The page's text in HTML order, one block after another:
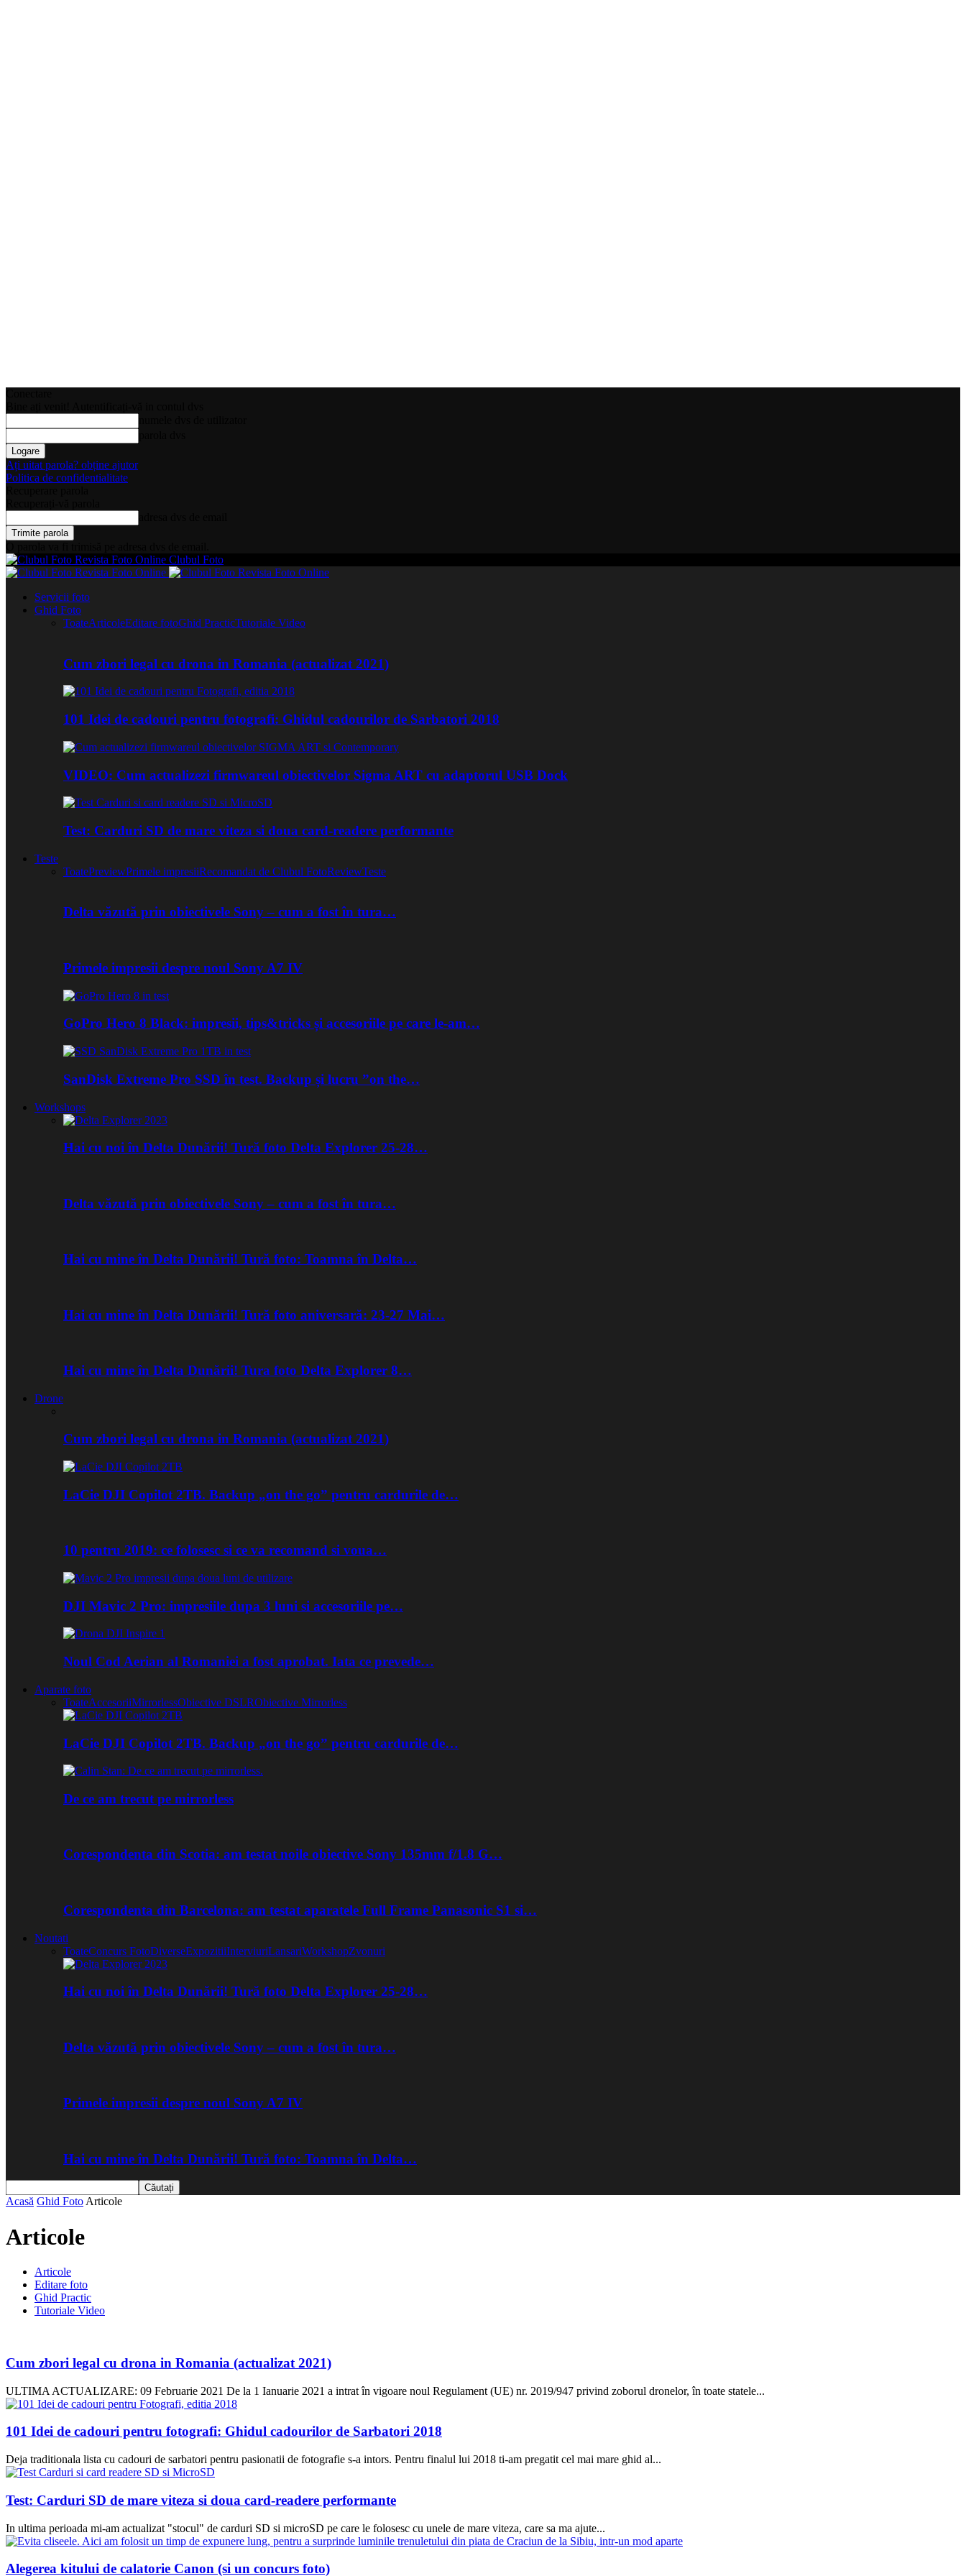
Ați uitat parola? obține ajutor
Politica de confidentialitate
Clubul Foto
Servicii foto
Ghid Foto
ToateArticoleEditare fotoGhid PracticTutoriale Video
Cum zbori legal cu drona in Romania (actualizat 2021)
101 Idei de cadouri pentru fotografi: Ghidul cadourilor de Sarbatori 2018
VIDEO: Cum actualizezi firmwareul obiectivelor Sigma ART cu adaptorul USB Dock
Test: Carduri SD de mare viteza si doua card-readere performante
Teste
ToatePreviewPrimele impresiiRecomandat de Clubul FotoReviewTeste
Delta văzută prin obiectivele Sony – cum a fost în tura…
Primele impresii despre noul Sony A7 IV
GoPro Hero 8 Black: impresii, tips&tricks și accesoriile pe care le-am…
SanDisk Extreme Pro SSD în test. Backup și lucru ”on the…
Workshops
Hai cu noi în Delta Dunării! Tură foto Delta Explorer 25-28…
Delta văzută prin obiectivele Sony – cum a fost în tura…
Hai cu mine în Delta Dunării! Tură foto: Toamna în Delta…
Hai cu mine în Delta Dunării! Tură foto aniversară: 23-27 Mai…
Hai cu mine în Delta Dunării! Tura foto Delta Explorer 8…
Drone
Cum zbori legal cu drona in Romania (actualizat 2021)
LaCie DJI Copilot 2TB. Backup „on the go” pentru cardurile de…
10 pentru 2019: ce folosesc si ce va recomand si voua…
DJI Mavic 2 Pro: impresiile dupa 3 luni si accesoriile pe…
Noul Cod Aerian al Romaniei a fost aprobat. Iata ce prevede…
Aparate foto
ToateAccesoriiMirrorlessObiective DSLRObiective Mirrorless
LaCie DJI Copilot 2TB. Backup „on the go” pentru cardurile de…
De ce am trecut pe mirrorless
Corespondenta din Scotia: am testat noile obiective Sony 135mm f/1.8 G…
Corespondenta din Barcelona: am testat aparatele Full Frame Panasonic S1 si…
Noutati
ToateConcurs FotoDiverseExpozitiiInterviuriLansariWorkshopZvonuri
Hai cu noi în Delta Dunării! Tură foto Delta Explorer 25-28…
Delta văzută prin obiectivele Sony – cum a fost în tura…
Primele impresii despre noul Sony A7 IV
Hai cu mine în Delta Dunării! Tură foto: Toamna în Delta…
Acasă Ghid Foto Articole
Articole
Articole
Editare foto
Ghid Practic
Tutoriale Video
Cum zbori legal cu drona in Romania (actualizat 2021)
ULTIMA ACTUALIZARE: 09 Februarie 2021 De la 1 Ianuarie 2021 a intrat în vigoare noul Regulament (UE) nr. 2019/947 privind zoborul dronelor, în toate statele...
101 Idei de cadouri pentru fotografi: Ghidul cadourilor de Sarbatori 2018
Deja traditionala lista cu cadouri de sarbatori pentru pasionatii de fotografie s-a intors. Pentru finalul lui 2018 ti-am pregatit cel mai mare ghid al...
Test: Carduri SD de mare viteza si doua card-readere performante
In ultima perioada mi-am actualizat "stocul" de carduri SD si microSD pe care le folosesc cu unele de mare viteza, care sa ma ajute...
Alegerea kitului de calatorie Canon (si un concurs foto)